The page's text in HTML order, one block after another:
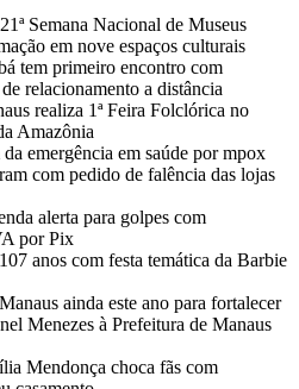
Semana Nacional de Museus
em nove espaços culturais
tem primeiro encontro com
relacionamento a distância
realiza 1ª Feira Folclórica no
Amazônia
emergência em saúde por mpox
com pedido de falência das lojas
alerta para golpes com
por Pix
anos com festa temática da Barbie
ainda este ano para fortalecer
Menezes à Prefeitura de Manaus
Mendonça choca fãs com